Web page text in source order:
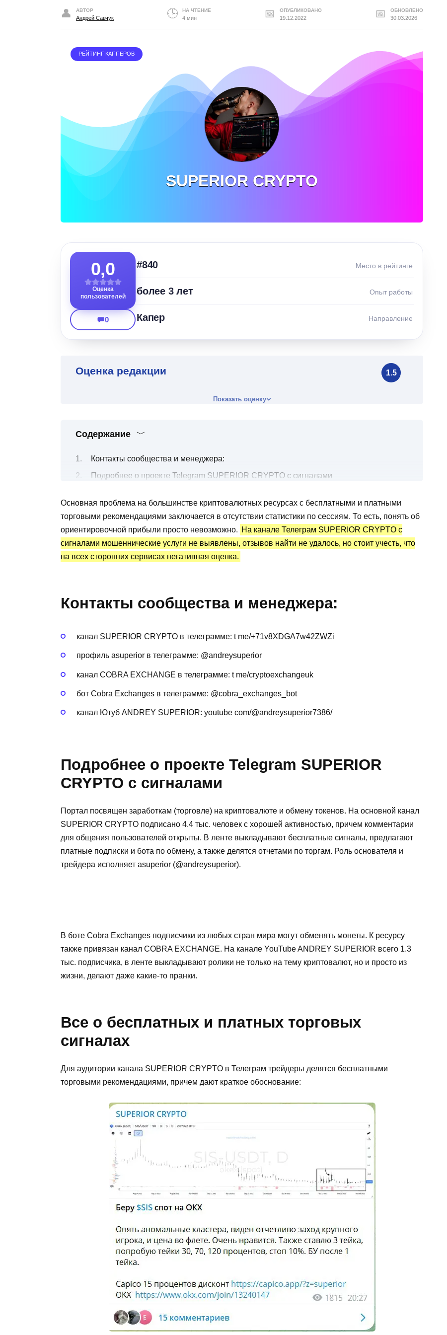
АВТОР
Андрей Савчук
НА ЧТЕНИЕ
4 мин
ОПУБЛИКОВАНО
19.12.2022
ОБНОВЛЕНО
30.03.2026
SUPERIOR CRYPTO
РЕЙТИНГ КАППЕРОВ
0,0
Оценка
пользователей
0
#840 Место в рейтинге
более 3 лет Опыт работы
Капер Направление
Оценка редакции 1.5
Показать оценку
Содержание
Контакты сообщества и менеджера:
Подробнее о проекте Telegram SUPERIOR CRYPTO с сигналами
Канал Telegram SUPERIOR CRYPTO: статистика и отзывы о сигналах
Преимущества и недостатки
Основная проблема на большинстве криптовалютных ресурсах с бесплатными и платными
торговыми рекомендациями заключается в отсутствии статистики по сессиям. То есть, понять об
ориентировочной прибыли просто невозможно. На канале Телеграм SUPERIOR CRYPTO с
сигналами мошеннические услуги не выявлены, отзывов найти не удалось, но стоит учесть, что
на всех сторонних сервисах негативная оценка.
Контакты сообщества и менеджера:
канал SUPERIOR CRYPTO в телеграмме: t me/+71v8XDGA7w42ZWZi
профиль asuperior в телеграмме: @andreysuperior
канал COBRA EXCHANGE в телеграмме: t me/cryptoexchangeuk
бот Cobra Exchanges в телеграмме: @cobra_exchanges_bot
канал Ютуб ANDREY SUPERIOR: youtube com/@andreysuperior7386/
Подробнее о проекте Telegram SUPERIOR
CRYPTO с сигналами
Портал посвящен заработкам (торговле) на криптовалюте и обмену токенов. На основной канал
SUPERIOR CRYPTO подписано 4.4 тыс. человек с хорошей активностью, причем комментарии
для общения пользователей открыты. В ленте выкладывают бесплатные сигналы, предлагают
платные подписки и бота по обмену, а также делятся отчетами по торгам. Роль основателя и
трейдера исполняет asuperior (@andreysuperior).
В боте Cobra Exchanges подписчики из любых стран мира могут обменять монеты. К ресурсу
также привязан канал COBRA EXCHANGE. На канале YouTube ANDREY SUPERIOR всего 1.3
тыс. подписчика, в ленте выкладывают ролики не только на тему криптовалют, но и просто из
жизни, делают даже какие-то пранки.
Все о бесплатных и платных торговых
сигналах
Для аудитории канала SUPERIOR CRYPTO в Телеграм трейдеры делятся бесплатными
торговыми рекомендациями, причем дают краткое обоснование: